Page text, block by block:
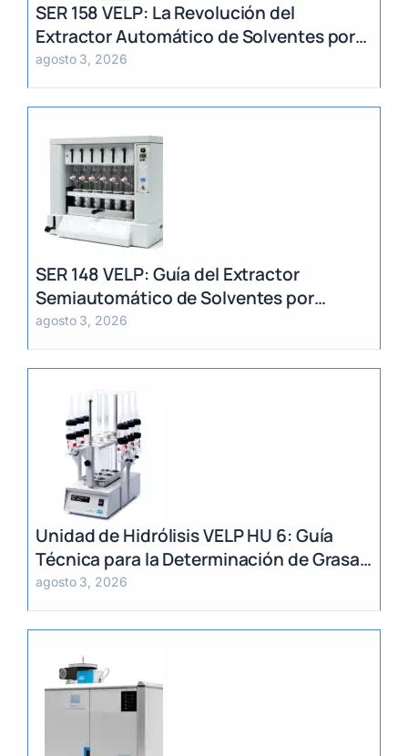
SER 158 VELP: La Revolución del
Extractor Automático de Solventes por
Método Randall
agosto 3, 2026
SER 148 VELP: Guía del Extractor
Semiautomático de Solventes por
Método Randall
agosto 3, 2026
Unidad de Hidrólisis VELP HU 6: Guía
Técnica para la Determinación de Grasa
Total en Alimentos
agosto 3, 2026